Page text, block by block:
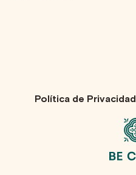
Política de Privacidad